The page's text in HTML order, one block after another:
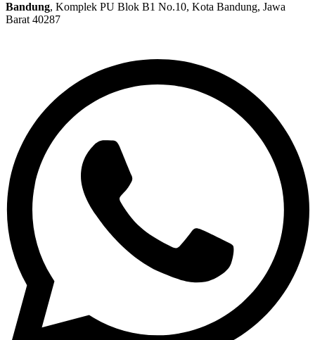
Bandung, Komplek PU Blok B1 No.10, Kota Bandung, Jawa
Barat 40287